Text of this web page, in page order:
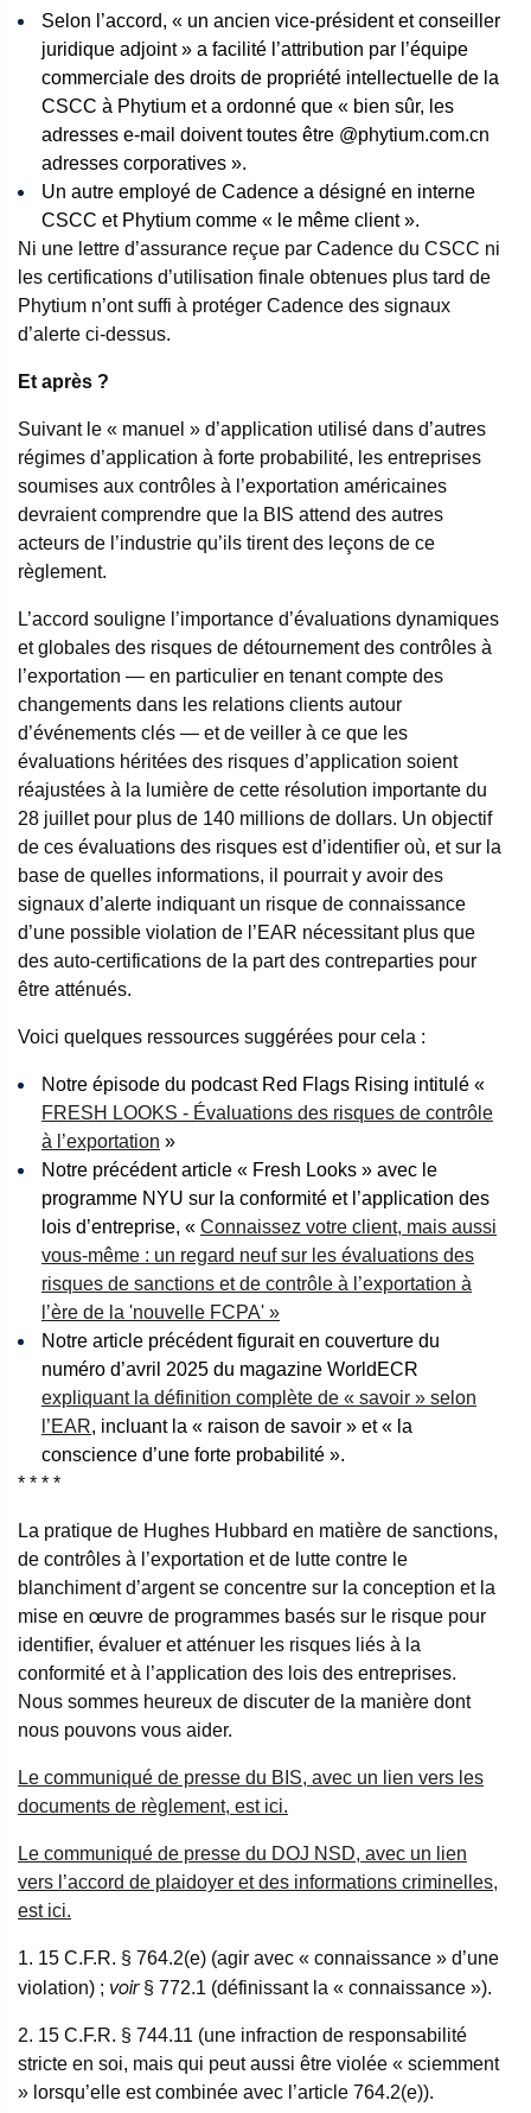
Selon l’accord, « un ancien vice-président et conseiller
juridique adjoint » a facilité l’attribution par l’équipe
commerciale des droits de propriété intellectuelle de la
CSCC à Phytium et a ordonné que « bien sûr, les
adresses e-mail doivent toutes être @phytium.com.cn
adresses corporatives ».
Un autre employé de Cadence a désigné en interne
CSCC et Phytium comme « le même client ».
Ni une lettre d’assurance reçue par Cadence du CSCC ni
les certifications d’utilisation finale obtenues plus tard de
Phytium n’ont suffi à protéger Cadence des signaux
d’alerte ci-dessus.
Et après ?
Suivant le « manuel » d’application utilisé dans d’autres
régimes d’application à forte probabilité, les entreprises
soumises aux contrôles à l’exportation américaines
devraient comprendre que la BIS attend des autres
acteurs de l’industrie qu’ils tirent des leçons de ce
règlement.
L’accord souligne l’importance d’évaluations dynamiques
et globales des risques de détournement des contrôles à
l’exportation — en particulier en tenant compte des
changements dans les relations clients autour
d’événements clés — et de veiller à ce que les
évaluations héritées des risques d’application soient
réajustées à la lumière de cette résolution importante du
28 juillet pour plus de 140 millions de dollars. Un objectif
de ces évaluations des risques est d’identifier où, et sur la
base de quelles informations, il pourrait y avoir des
signaux d’alerte indiquant un risque de connaissance
d’une possible violation de l’EAR nécessitant plus que
des auto-certifications de la part des contreparties pour
être atténués.
Voici quelques ressources suggérées pour cela :
Notre épisode du podcast Red Flags Rising intitulé «
FRESH LOOKS - Évaluations des risques de contrôle
à l’exportation »
Notre précédent article « Fresh Looks » avec le
programme NYU sur la conformité et l’application des
lois d’entreprise, « Connaissez votre client, mais aussi
vous-même : un regard neuf sur les évaluations des
risques de sanctions et de contrôle à l’exportation à
l’ère de la 'nouvelle FCPA' »
Notre article précédent figurait en couverture du
numéro d’avril 2025 du magazine WorldECR
expliquant la définition complète de « savoir » selon
l’EAR, incluant la « raison de savoir » et « la
conscience d’une forte probabilité ».
* * * *
La pratique de Hughes Hubbard en matière de sanctions,
de contrôles à l’exportation et de lutte contre le
blanchiment d’argent se concentre sur la conception et la
mise en œuvre de programmes basés sur le risque pour
identifier, évaluer et atténuer les risques liés à la
conformité et à l’application des lois des entreprises.
Nous sommes heureux de discuter de la manière dont
nous pouvons vous aider.
Le communiqué de presse du BIS, avec un lien vers les
documents de règlement, est ici.
Le communiqué de presse du DOJ NSD, avec un lien
vers l’accord de plaidoyer et des informations criminelles,
est ici.
1. 15 C.F.R. § 764.2(e) (agir avec « connaissance » d’une
violation) ; voir§ 772.1 (définissant la « connaissance »).
2. 15 C.F.R. § 744.11 (une infraction de responsabilité
stricte en soi, mais qui peut aussi être violée « sciemment
» lorsqu’elle est combinée avec l’article 764.2(e)).